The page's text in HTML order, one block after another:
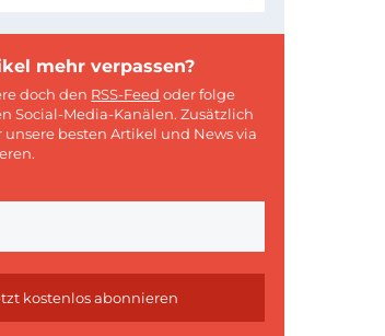
mehr verpassen?
doch den RSS-Feed oder folge
Social-Media-Kanälen. Zusätzlich
besten Artikel und News via